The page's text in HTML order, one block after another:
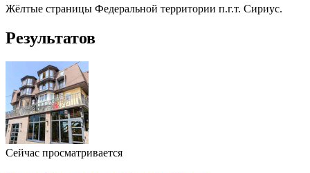
Жёлтые страницы Федеральной территории п.г.т. Сириус.
Результатов
Сейчас просматривается